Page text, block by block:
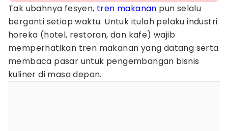
Tak ubahnya fesyen, tren makanan pun selalu
berganti setiap waktu. Untuk itulah pelaku industri
horeka (hotel, restoran, dan kafe) wajib
memperhatikan tren makanan yang datang serta
membaca pasar untuk pengembangan bisnis
kuliner di masa depan.